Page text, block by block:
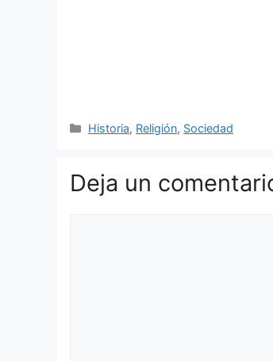
Categorías
Historia, Religión, Sociedad
Deja un